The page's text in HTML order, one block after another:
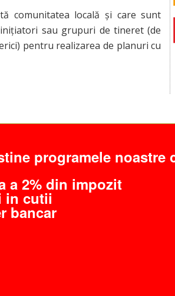
comunitatea locală și care sunt
sau grupuri de tineret (de
pentru realizarea de planuri cu
programele noastre
a 2% din impozit
in cutii
bancar